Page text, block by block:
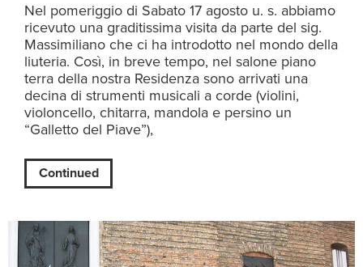
Nel pomeriggio di Sabato 17 agosto u. s. abbiamo
ricevuto una graditissima visita da parte del sig.
Massimiliano che ci ha introdotto nel mondo della
liuteria. Così, in breve tempo, nel salone piano
terra della nostra Residenza sono arrivati una
decina di strumenti musicali a corde (violini,
violoncello, chitarra, mandola e persino un
“Galletto del Piave”),
Continued